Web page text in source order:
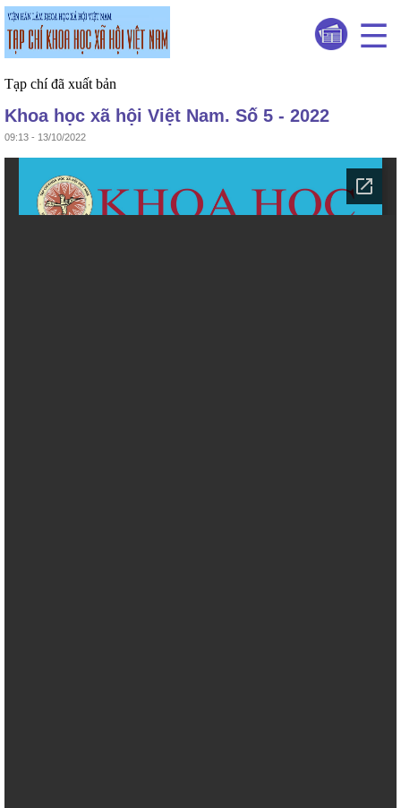
Tạp chí đã xuất bản
Khoa học xã hội Việt Nam. Số 5 - 2022
09:13 - 13/10/2022